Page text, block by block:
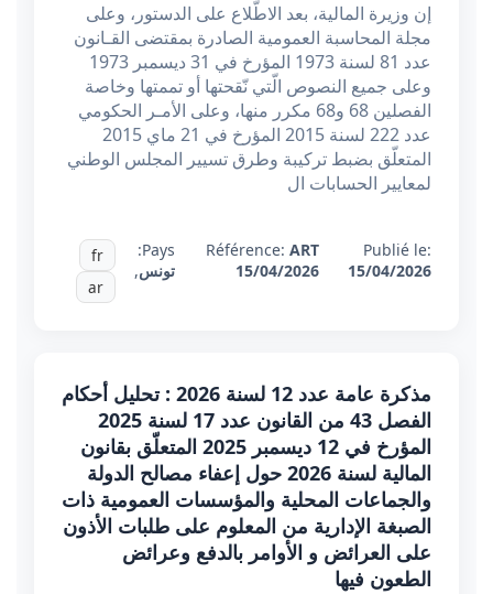
إن وزيرة المالية، بعد الاطّلاع على الدستور، وعلى
مجلة المحاسبة العمومية الصادرة بمقتضى القـانون
عدد 81 لسنة 1973 المؤرخ في 31 ديسمبر 1973
وعلى جميع النصوص الّتي نّقحتها أو تممتها وخاصة
الفصلين 68 و68 مكرر منها، وعلى الأمـر الحكومي
عدد 222 لسنة 2015 المؤرخ في 21 ماي 2015
المتعلّق بضبط تركيبة وطرق تسيير المجلس الوطني
لمعايير الحسابات ال
Publié le:
15/04/2026
Référence:ART
15/04/2026
Pays:
تونس,
fr
ar
مذكرة عامة عدد 12 لسنة 2026 : تحليل أحكام
الفصل 43 من القانون عدد 17 لسنة 2025
المؤرخ في 12 ديسمبر 2025 المتعلّق بقانون
المالية لسنة 2026 حول إعفاء مصالح الدولة
والجماعات المحلية والمؤسسات العمومية ذات
الصبغة الإدارية من المعلوم على طلبات الأذون
على العرائض و الأوامر بالدفع وعرائض
الطعون فيها